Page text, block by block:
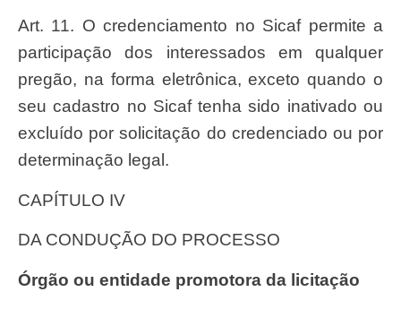
Art. 11. O credenciamento no Sicaf permite a
participação dos interessados em qualquer
pregão, na forma eletrônica, exceto quando o
seu cadastro no Sicaf tenha sido inativado ou
excluído por solicitação do credenciado ou por
determinação legal.
CAPÍTULO IV
DA CONDUÇÃO DO PROCESSO
Órgão ou entidade promotora da licitação